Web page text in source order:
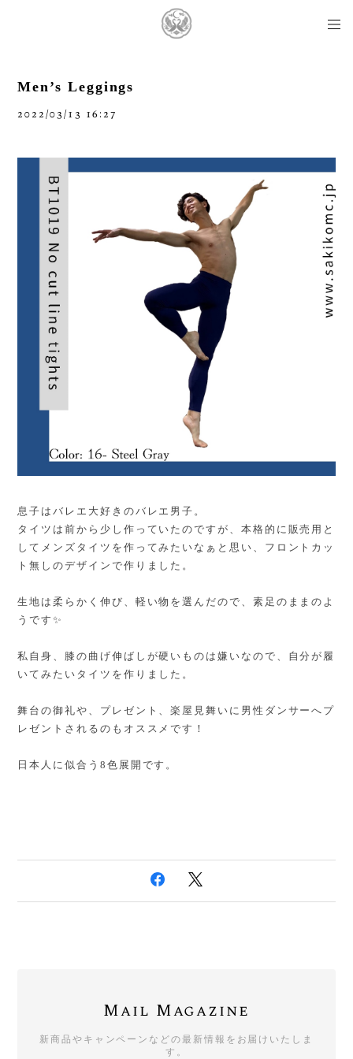
Men’s Leggings
2022/03/13 16:27
息子はバレエ大好きのバレエ男子。
タイツは前から少し作っていたのですが、本格的に販売用と
してメンズタイツを作ってみたいなぁと思い、フロントカッ
ト無しのデザインで作りました。
生地は柔らかく伸び、軽い物を選んだので、素足のままのよ
うです✨
私自身、膝の曲げ伸ばしが硬いものは嫌いなので、自分が履
いてみたいタイツを作りました。
舞台の御礼や、プレゼント、楽屋見舞いに男性ダンサーへプ
レゼントされるのもオススメです！
日本人に似合う8色展開です。
Mail Magazine
新商品やキャンペーンなどの最新情報をお届けいたしま
す。